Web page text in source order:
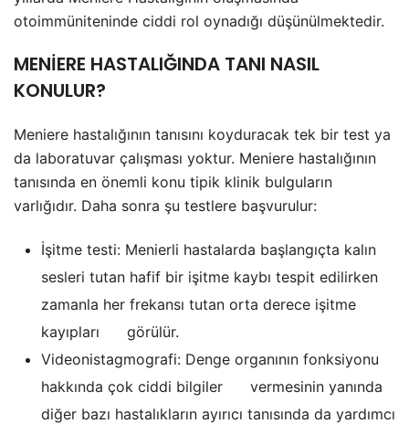
otoimmüniteninde ciddi rol oynadığı düşünülmektedir.
MENİERE HASTALIĞINDA TANI NASIL
KONULUR?
Meniere hastalığının tanısını koyduracak tek bir test ya
da laboratuvar çalışması yoktur. Meniere hastalığının
tanısında en önemli konu tipik klinik bulguların
varlığıdır. Daha sonra şu testlere başvurulur:
İşitme testi: Menierli hastalarda başlangıçta kalın
sesleri tutan hafif bir işitme kaybı tespit edilirken
zamanla her frekansı tutan orta derece işitme
kayıpları görülür.
Videonistagmografi: Denge organının fonksiyonu
hakkında çok ciddi bilgiler vermesinin yanında
diğer bazı hastalıkların ayırıcı tanısında da yardımcı